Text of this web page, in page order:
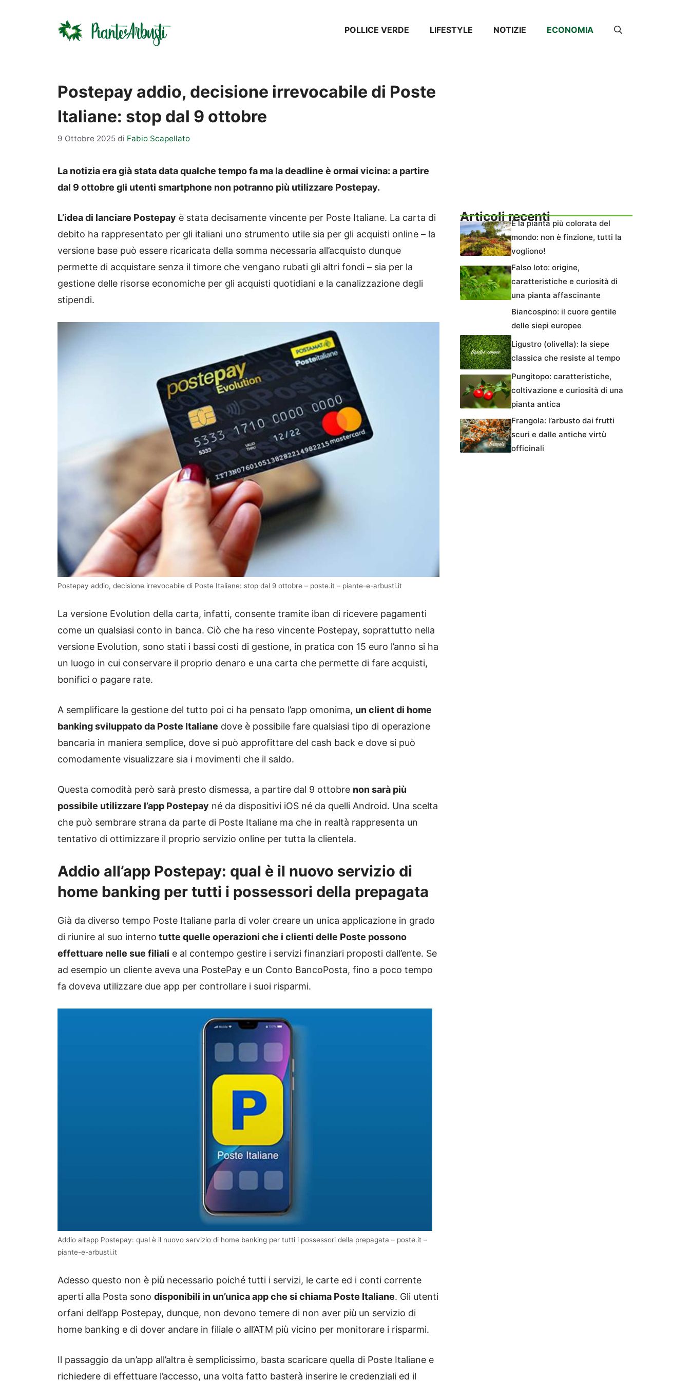
POLLICE VERDE LIFESTYLE NOTIZIE ECONOMIA
Postepay addio, decisione irrevocabile di Poste
Italiane: stop dal 9 ottobre
9 Ottobre 2025 di Fabio Scapellato
La notizia era già stata data qualche tempo fa ma la deadline è ormai vicina: a partire
dal 9 ottobre gli utenti smartphone non potranno più utilizzare Postepay.
L’idea di lanciare Postepay è stata decisamente vincente per Poste Italiane. La carta di
debito ha rappresentato per gli italiani uno strumento utile sia per gli acquisti online – la
versione base può essere ricaricata della somma necessaria all’acquisto dunque
permette di acquistare senza il timore che vengano rubati gli altri fondi – sia per la
gestione delle risorse economiche per gli acquisti quotidiani e la canalizzazione degli
stipendi.
Postepay addio, decisione irrevocabile di Poste Italiane: stop dal 9 ottobre – poste.it – piante-e-arbusti.it
La versione Evolution della carta, infatti, consente tramite iban di ricevere pagamenti
come un qualsiasi conto in banca. Ciò che ha reso vincente Postepay, soprattutto nella
versione Evolution, sono stati i bassi costi di gestione, in pratica con 15 euro l’anno si ha
un luogo in cui conservare il proprio denaro e una carta che permette di fare acquisti,
bonifici o pagare rate.
A semplificare la gestione del tutto poi ci ha pensato l’app omonima, un client di home
banking sviluppato da Poste Italiane dove è possibile fare qualsiasi tipo di operazione
bancaria in maniera semplice, dove si può approfittare del cash back e dove si può
comodamente visualizzare sia i movimenti che il saldo.
Questa comodità però sarà presto dismessa, a partire dal 9 ottobre non sarà più
possibile utilizzare l’app Postepay né da dispositivi iOS né da quelli Android. Una scelta
che può sembrare strana da parte di Poste Italiane ma che in realtà rappresenta un
tentativo di ottimizzare il proprio servizio online per tutta la clientela.
Addio all’app Postepay: qual è il nuovo servizio di
home banking per tutti i possessori della prepagata
Già da diverso tempo Poste Italiane parla di voler creare un unica applicazione in grado
di riunire al suo interno tutte quelle operazioni che i clienti delle Poste possono
effettuare nelle sue filiali e al contempo gestire i servizi finanziari proposti dall’ente. Se
ad esempio un cliente aveva una PostePay e un Conto BancoPosta, fino a poco tempo
fa doveva utilizzare due app per controllare i suoi risparmi.
Addio all’app Postepay: qual è il nuovo servizio di home banking per tutti i possessori della prepagata – poste.it –
piante-e-arbusti.it
Adesso questo non è più necessario poiché tutti i servizi, le carte ed i conti corrente
aperti alla Posta sono disponibili in un’unica app che si chiama Poste Italiane. Gli utenti
orfani dell’app Postepay, dunque, non devono temere di non aver più un servizio di
home banking e di dover andare in filiale o all’ATM più vicino per monitorare i risparmi.
Il passaggio da un’app all’altra è semplicissimo, basta scaricare quella di Poste Italiane e
richiedere di effettuare l’accesso, una volta fatto basterà inserire le credenziali ed il
Articoli recentiÈ la pianta più colorata del
mondo: non è finzione, tutti la
vogliono!
Falso loto: origine,
caratteristiche e curiosità di
una pianta affascinante
Biancospino: il cuore gentile
delle siepi europee
Ligustro (olivella): la siepe
classica che resiste al tempo
Pungitopo: caratteristiche,
coltivazione e curiosità di una
pianta antica
Frangola: l’arbusto dai frutti
scuri e dalle antiche virtù
officinali